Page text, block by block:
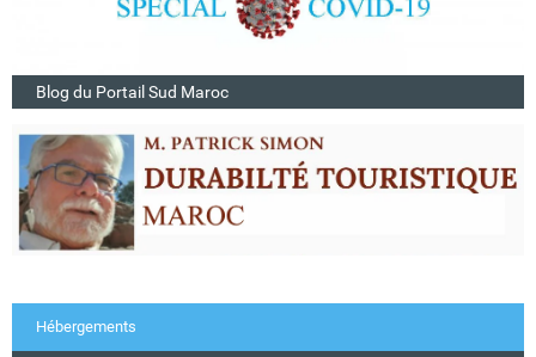
Blog du Portail Sud Maroc
Hébergements